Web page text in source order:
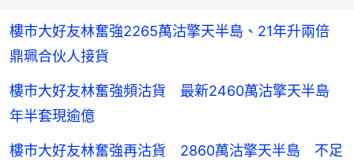
樓市大好友林奮強2265萬沽擎天半島、21年升兩倍
鼎珮合伙人接貨
樓市大好友林奮強頻沽貨 最新2460萬沽擎天半島
年半套現逾億
樓市大好友林奮強再沽貨 2860萬沽擎天半島 不足